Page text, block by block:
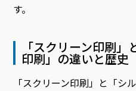
す。
「スクリーン印刷
印刷」の違いと歴史
「スクリーン印刷」と「シ